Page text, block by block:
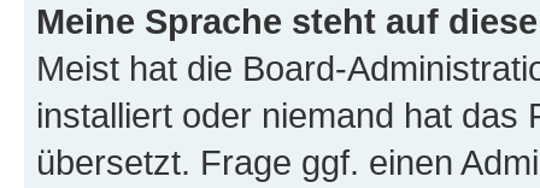
Meine Sprache steht auf
Meist hat die Board-
installiert oder niemand hat das
übersetzt. Frage ggf. einen